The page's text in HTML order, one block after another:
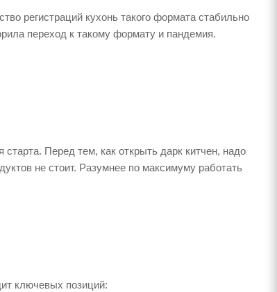
регистраций кухонь такого формата стабильно
переход к такому формату и пандемия.
Перед тем, как открыть дарк китчен, надо
не стоит. Разумнее по максимуму работать
ключевых позиций: